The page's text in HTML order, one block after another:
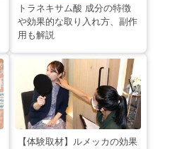
トラネキサム酸 成分の特徴
や効果的な取り入れ方、副作
用も解説
【体験取材】ルメッカの効果